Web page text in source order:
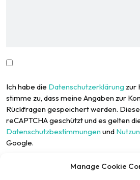
Manage Cookie
Ich habe die Datenschutzerklärung zur
stimme zu, dass meine Angaben zur
Rückfragen gespeichert werden.
reCAPTCHA geschützt und es gelten
Datenschutzbestimmungen und
Google.